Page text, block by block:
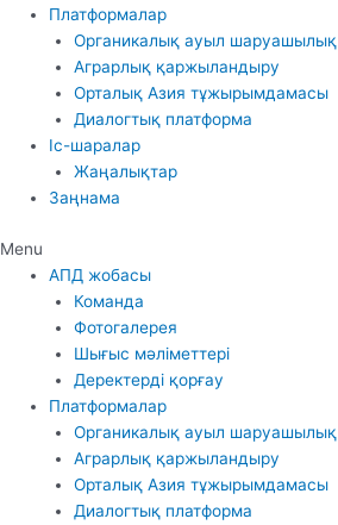
Платформалар
Органикалық ауыл шаруашылық
Аграрлық қаржыландыру
Орталық Азия тұжырымдамасы
Диалогтық платформа
Іс-шаралар
Жаңалықтар
Заңнама
Menu
АПД жобасы
Команда
Фотогалерея
Шығыс мәліметтері
Деректерді қорғау
Платформалар
Органикалық ауыл шаруашылық
Аграрлық қаржыландыру
Орталық Азия тұжырымдамасы
Диалогтық платформа